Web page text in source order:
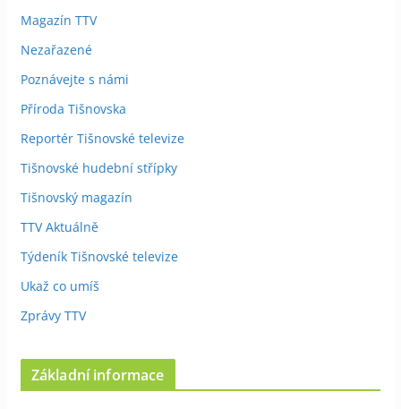
Magazín TTV
Nezařazené
Poznávejte s námi
Příroda Tišnovska
Reportér Tišnovské televize
Tišnovské hudební střípky
Tišnovský magazín
TTV Aktuálně
Týdeník Tišnovské televize
Ukaž co umíš
Zprávy TTV
Základní informace